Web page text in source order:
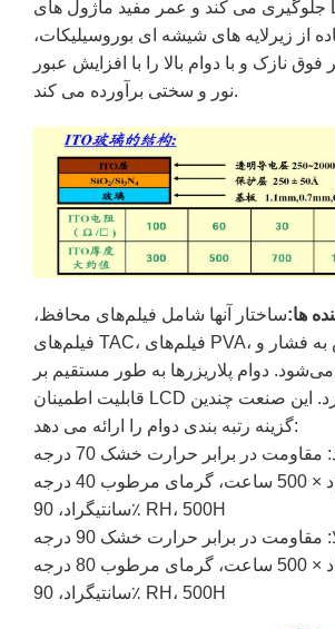
جلوگیری می کند و عمر مفید ماژول های LCD را افزایش
از زیرلایه های شیشه ای بوروسیلیکات،
فوق نازک و با دوام بالا را با افزایش عبور
نور و سختی برآورده می کند.
ها:ساختار آنها شامل فیلم‌های محافظ،
فیلم‌های TAC، فیلم‌های PVA، چسب‌های حساس به فشار و
دوام پلاریزرها به طور مستقیم بر
قابلیت اطمینان LCD تأثیر می گذارد. این صنعت چندین
گزینه رتبه بندی دوام را ارائه می دهد:
درجه استاندارد: مقاومت در برابر حرارت خشک 70 درجه
سانتیگراد × 500 ساعت، گرمای مرطوب 40 درجه
سانتیگراد، 90٪ RH، 500H
درجه دوام بالا: مقاومت در برابر حرارت خشک 90 درجه
سانتیگراد × 500 ساعت، گرمای مرطوب 80 درجه
سانتیگراد، 90٪ RH، 500H